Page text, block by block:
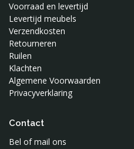
Voorraad en levertijd
Levertijd meubels
Verzendkosten
Retourneren
Ruilen
Klachten
Algemene Voorwaarden
Privacyverklaring
Contact
Bel of mail ons